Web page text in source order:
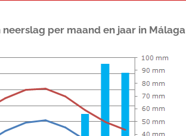
per maand en jaar in Málaga